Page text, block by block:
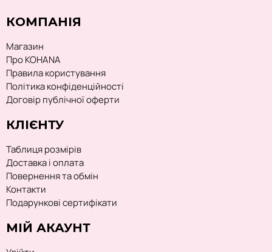
КОМПАНІЯ
Магазин
Про KOHANA
Правила користування
Політика конфіденційності
Договір публічної оферти
КЛІЄНТУ
Таблиця розмірів
Доставка і оплата
Повернення та обмін
Контакти
Подарункові сертифікати
МІЙ АКАУНТ